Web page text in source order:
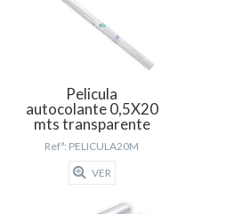
Pelicula
autocolante 0,5X20
mts transparente
Refª: PELICULA20M
VER